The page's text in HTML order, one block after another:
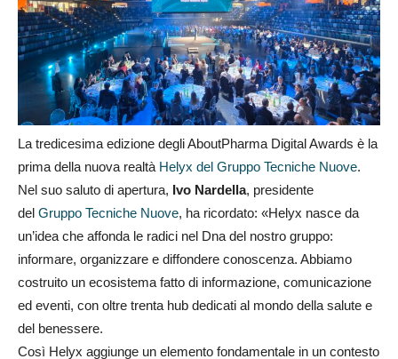
La tredicesima edizione degli AboutPharma Digital Awards è la
prima della nuova realtà Helyx del Gruppo Tecniche Nuove.
Nel suo saluto di apertura, Ivo Nardella, presidente
del Gruppo Tecniche Nuove, ha ricordato: «Helyx nasce da
un’idea che affonda le radici nel Dna del nostro gruppo:
informare, organizzare e diffondere conoscenza. Abbiamo
costruito un ecosistema fatto di informazione, comunicazione
ed eventi, con oltre trenta hub dedicati al mondo della salute e
del benessere.
Così Helyx aggiunge un elemento fondamentale in un contesto